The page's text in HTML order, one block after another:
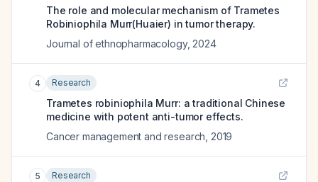
The role and molecular mechanism of Trametes
Robiniophila Murr(Huaier) in tumor therapy.
Journal of ethnopharmacology, 2024
4 Research
Trametes robiniophila Murr: a traditional Chinese
medicine with potent anti-tumor effects.
Cancer management and research 2019
5 Research